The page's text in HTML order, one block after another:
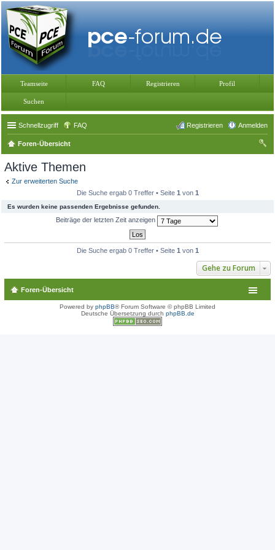
Teamseite FAQ Registrieren Profil
Suchen
Schnellzugriff FAQ Anmelden
Registrieren
Foren-Übersicht
Aktive Themen
Zur erweiterten Suche
Die Suche ergab 0 Treffer • Seite 1 von 1
Es wurden keine passenden Ergebnisse gefunden.
Beiträge der letzten Zeit anzeigen
Die Suche ergab 0 Treffer • Seite 1 von 1
Gehe zu Forum
Foren-Übersicht
Powered by phpBB® Forum Software © phpBB Limited
Deutsche Übersetzung durch phpBB.de